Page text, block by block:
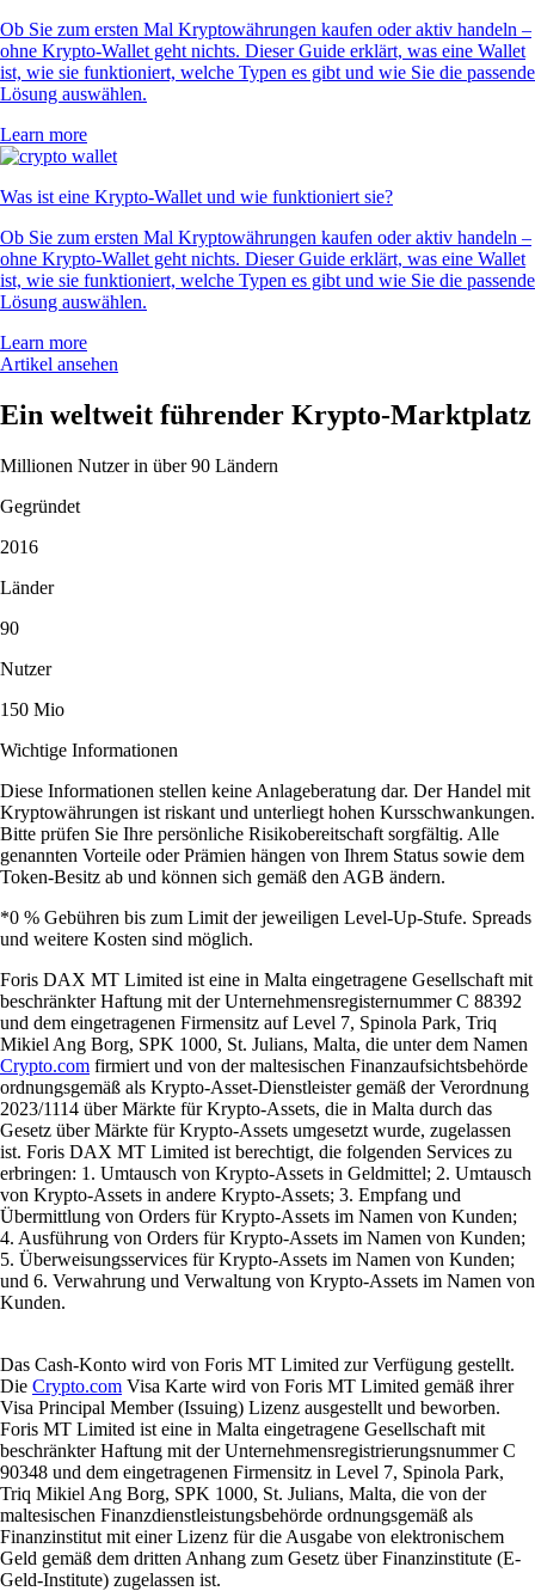
Ob Sie zum ersten Mal Kryptowährungen kaufen oder aktiv handeln –
ohne Krypto-Wallet geht nichts. Dieser Guide erklärt, was eine Wallet
ist, wie sie funktioniert, welche Typen es gibt und wie Sie die passende
Lösung auswählen.
Learn more
Was ist eine Krypto-Wallet und wie funktioniert sie?
Ob Sie zum ersten Mal Kryptowährungen kaufen oder aktiv handeln –
ohne Krypto-Wallet geht nichts. Dieser Guide erklärt, was eine Wallet
ist, wie sie funktioniert, welche Typen es gibt und wie Sie die passende
Lösung auswählen.
Learn more
Artikel ansehen
Ein weltweit führender Krypto-Marktplatz
Millionen Nutzer in über 90 Ländern
Gegründet
2016
Länder
90
Nutzer
150 Mio
Wichtige Informationen
Diese Informationen stellen keine Anlageberatung dar. Der Handel mit
Kryptowährungen ist riskant und unterliegt hohen Kursschwankungen.
Bitte prüfen Sie Ihre persönliche Risikobereitschaft sorgfältig. Alle
genannten Vorteile oder Prämien hängen von Ihrem Status sowie dem
Token-Besitz ab und können sich gemäß den AGB ändern.
*0 % Gebühren bis zum Limit der jeweiligen Level-Up-Stufe. Spreads
und weitere Kosten sind möglich.
Foris DAX MT Limited ist eine in Malta eingetragene Gesellschaft mit
beschränkter Haftung mit der Unternehmensregisternummer C 88392
und dem eingetragenen Firmensitz auf Level 7, Spinola Park, Triq
Mikiel Ang Borg, SPK 1000, St. Julians, Malta, die unter dem Namen
Crypto.com firmiert und von der maltesischen Finanzaufsichtsbehörde
ordnungsgemäß als Krypto-Asset-Dienstleister gemäß der Verordnung
2023/1114 über Märkte für Krypto-Assets, die in Malta durch das
Gesetz über Märkte für Krypto-Assets umgesetzt wurde, zugelassen
ist. Foris DAX MT Limited ist berechtigt, die folgenden Services zu
erbringen: 1. Umtausch von Krypto-Assets in Geldmittel; 2. Umtausch
von Krypto-Assets in andere Krypto-Assets; 3. Empfang und
Übermittlung von Orders für Krypto-Assets im Namen von Kunden;
4. Ausführung von Orders für Krypto-Assets im Namen von Kunden;
5. Überweisungsservices für Krypto-Assets im Namen von Kunden;
und 6. Verwahrung und Verwaltung von Krypto-Assets im Namen von
Kunden.
Das Cash-Konto wird von Foris MT Limited zur Verfügung gestellt.
Die Crypto.com Visa Karte wird von Foris MT Limited gemäß ihrer
Visa Principal Member (Issuing) Lizenz ausgestellt und beworben.
Foris MT Limited ist eine in Malta eingetragene Gesellschaft mit
beschränkter Haftung mit der Unternehmensregistrierungsnummer C
90348 und dem eingetragenen Firmensitz in Level 7, Spinola Park,
Triq Mikiel Ang Borg, SPK 1000, St. Julians, Malta, die von der
maltesischen Finanzdienstleistungsbehörde ordnungsgemäß als
Finanzinstitut mit einer Lizenz für die Ausgabe von elektronischem
Geld gemäß dem dritten Anhang zum Gesetz über Finanzinstitute (E-
Geld-Institute) zugelassen ist.